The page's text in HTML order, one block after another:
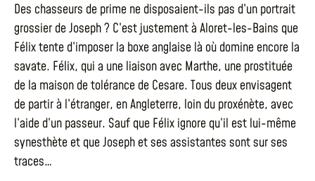
Des chasseurs de prime ne disposaient-ils pas d’un portrait
grossier de Joseph ? C’est justement à Aloret-les-Bains que
Félix tente d’imposer la boxe anglaise là où domine encore la
savate. Félix, qui a une liaison avec Marthe, une prostituée
de la maison de tolérance de Cesare. Tous deux envisagent
de partir à l’étranger, en Angleterre, loin du proxénète, avec
l’aide d’un passeur. Sauf que Félix ignore qu’il est lui-même
synesthète et que Joseph et ses assistantes sont sur ses
traces…